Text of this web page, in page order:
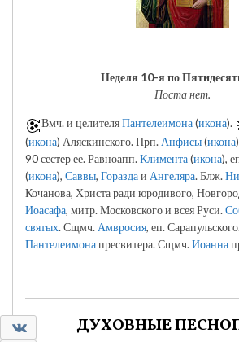
Неделя 10-я по
Поста нет.
Вмч. и целителяПантелеимона(икона).
(икона) Аляскинского. Прп. Анфисы(икона
90 сестер ее. Равноапп.Климента(икона),
(икона), Саввы, Гораздаи Ангеляра. Блж.
Кочанова, Христа ради юродивого,
Иоасафа, митр. Московского и всея Руси.
святых. Сщмч. Амвросия, еп.
Пантелеимонапресвитера. Сщмч.Иоанна
ДУХОВНЫЕ